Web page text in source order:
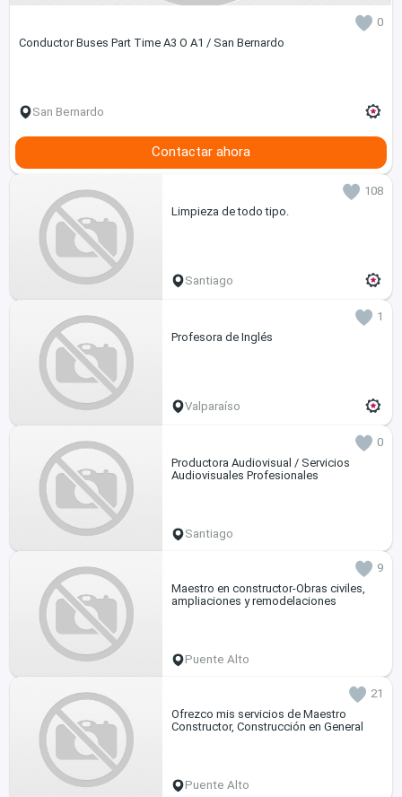
0
Conductor Buses Part Time A3 O A1 / San Bernardo
San Bernardo
Contactar ahora
108
Limpieza de todo tipo.
Santiago
1
Profesora de Inglés
Valparaíso
0
Productora Audiovisual / Servicios
Audiovisuales Profesionales
Santiago
9
Maestro en constructor-Obras civiles,
ampliaciones y remodelaciones
Puente Alto
21
Ofrezco mis servicios de Maestro
Constructor, Construcción en General
Puente Alto